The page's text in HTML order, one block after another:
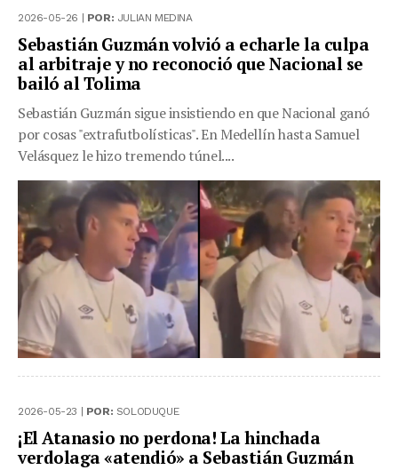
2026-05-26 | POR: JULIAN MEDINA
Sebastián Guzmán volvió a echarle la culpa
al arbitraje y no reconoció que Nacional se
bailó al Tolima
Sebastián Guzmán sigue insistiendo en que Nacional ganó
por cosas "extrafutbolísticas". En Medellín hasta Samuel
Velásquez le hizo tremendo túnel....
2026-05-23 | POR: SOLODUQUE
¡El Atanasio no perdona! La hinchada
verdolaga «atendió» a Sebastián Guzmán